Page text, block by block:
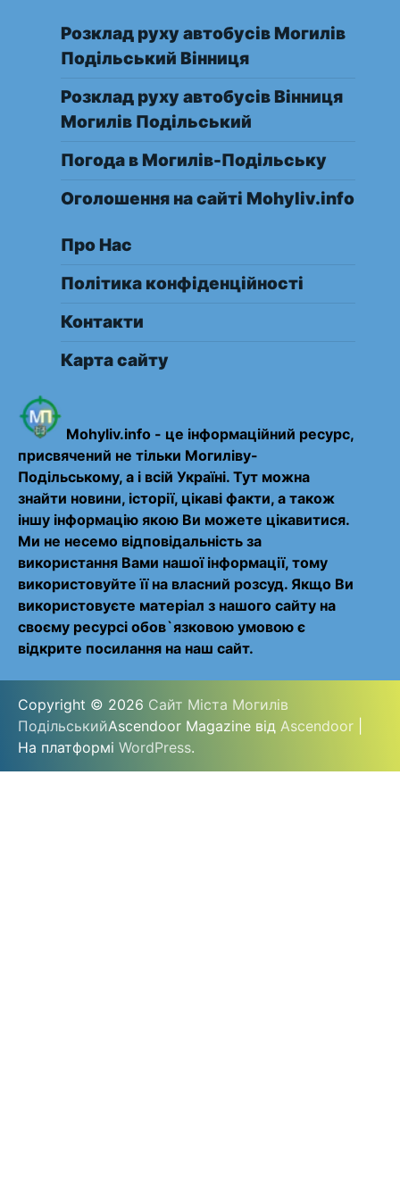
Розклад руху автобусів Могилів
Подільський Вінниця
Розклад руху автобусів Вінниця
Могилів Подільський
Погода в Могилів-Подільську
Оголошення на сайті Mohyliv.info
Про Нас
Політика конфіденційності
Контакти
Карта сайту
Mohyliv.info - це інформаційний ресурс,
присвячений не тільки Могиліву-
Подільському, а і всій Україні. Тут можна
знайти новини, історії, цікаві факти, а також
іншу інформацію якою Ви можете цікавитися.
Ми не несемо відповідальність за
використання Вами нашої інформації, тому
використовуйте її на власний розсуд. Якщо Ви
використовуєте матеріал з нашого сайту на
своєму ресурсі обов`язковою умовою є
відкрите посилання на наш сайт.
Copyright © 2026 Сайт Міста Могилів
ПодільськийAscendoor Magazine від Ascendoor
На платформі WordPress.